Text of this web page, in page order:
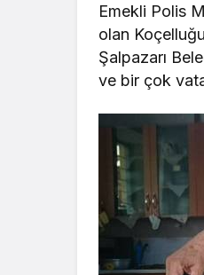
Emekli Polis
olan
Şalpazarı
ve bir çok